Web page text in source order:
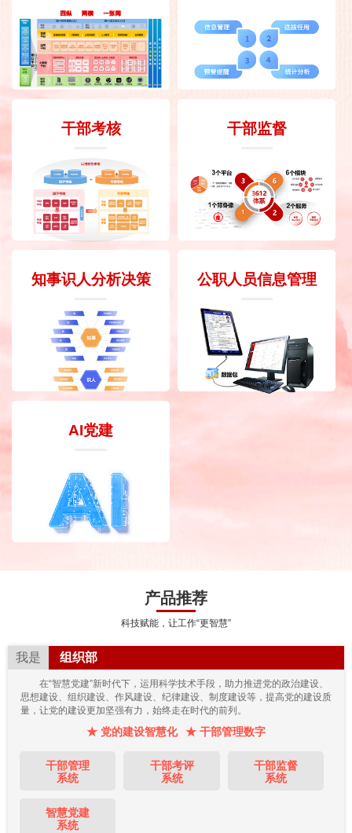
干部考核 干部监督
知事识人分析决策 公职人员信息管理
AI党建
产品推荐
科技赋能，让工作“更智慧”
我是 组织部
在“智慧党建”新时代下，运用科学技术手段，助力推进党的政治建设、
思想建设、组织建设、作风建设、纪律建设、制度建设等，提高党的建设质
量，让党的建设更加坚强有力，始终走在时代的前列。
★ 党的建设智慧化 ★ 干部管理数字
干部管理
系统
干部考评
系统
干部监督
系统
智慧党建
系统